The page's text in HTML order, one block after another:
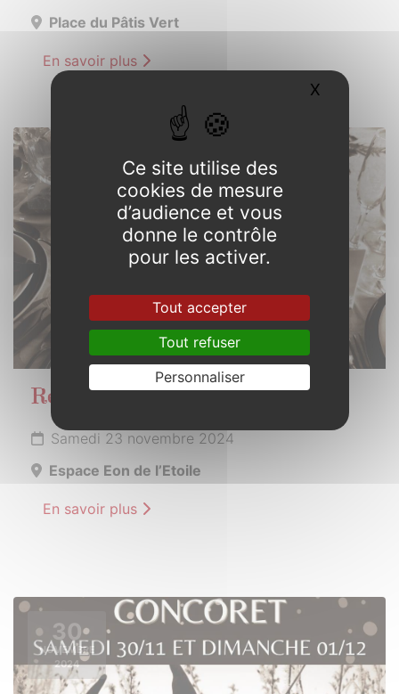
Place du Pâtis Vert
En savoir plus
NOVEMBRE
Repas des anciens
Samedi 23 novembre 2024
Espace Eon de l’Etoile
En savoir plus
30
NOVEMBRE
2024
Ce site utilise des
cookies de mesure
d’audience et vous
donne le contrôle
pour les activer.
Tout accepter
Tout refuser
Personnaliser
X Masquer